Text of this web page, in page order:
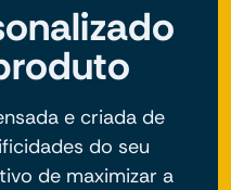
e criada de
do seu
de maximizar a